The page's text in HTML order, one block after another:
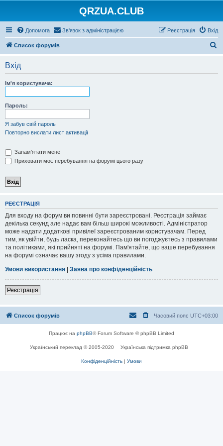
QRZUA.CLUB
Допомога Зв'язок з адміністрацією Вхід
Реєстрація
Список форумів
Вхід
Ім'я користувача:
Пароль:
Я забув свій пароль
Повторно вислати лист активації
Запам'ятати мене
Приховати моє перебування на форумі цього разу
РЕЄСТРАЦІЯ
Для входу на форум ви повинні бути зареєстровані. Реєстрація займає
декілька секунд але надає вам більш широкі можливості. Адміністратор
може надати додаткові привілеї зареєстрованим користувачам. Перед
тим, як увійти, будь ласка, переконайтесь що ви погоджуєтесь з правилами
та політиками, які прийняті на форумі. Пам'ятайте, що ваше перебування
на форумі означає вашу згоду з усіма правилами.
Умови використання | Заява про конфіденційність
Реєстрація
Список форумів Часовий пояс UTC+03:00
Працює на phpBB® Forum Software © phpBB Limited
Український переклад © 2005-2020 Українська підтримка phpBB
Конфіденційність | Умови